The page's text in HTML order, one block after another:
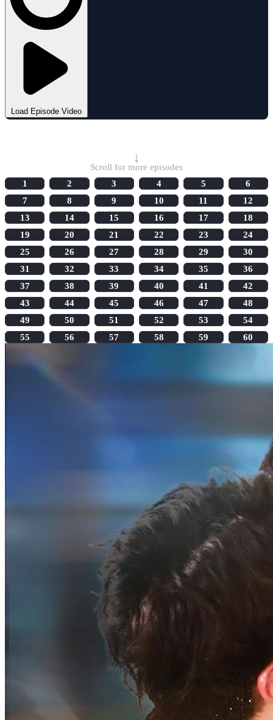
Load Episode Video
↓
Scroll for more episodes
1
2 3 4 5
6
7
8 9 10 11
12
13
14 15 16 17
18
19
20 21 22 23
24
25
26 27 28 29
30
31
32 33 34 35
36
37
38 39 40 41
42
43
44 45 46 47
48
49
50 51 52 53
54
55
56 57 58 59 60